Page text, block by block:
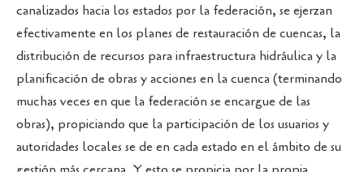
canalizados hacia los estados por la federación, se ejerzan
efectivamente en los planes de restauración de cuencas, la
distribución de recursos para infraestructura hidráulica y la
planificación de obras y acciones en la cuenca (terminando
muchas veces en que la federación se encargue de las
obras), propiciando que la participación de los usuarios y
autoridades locales se de en cada estado en el ámbito de su